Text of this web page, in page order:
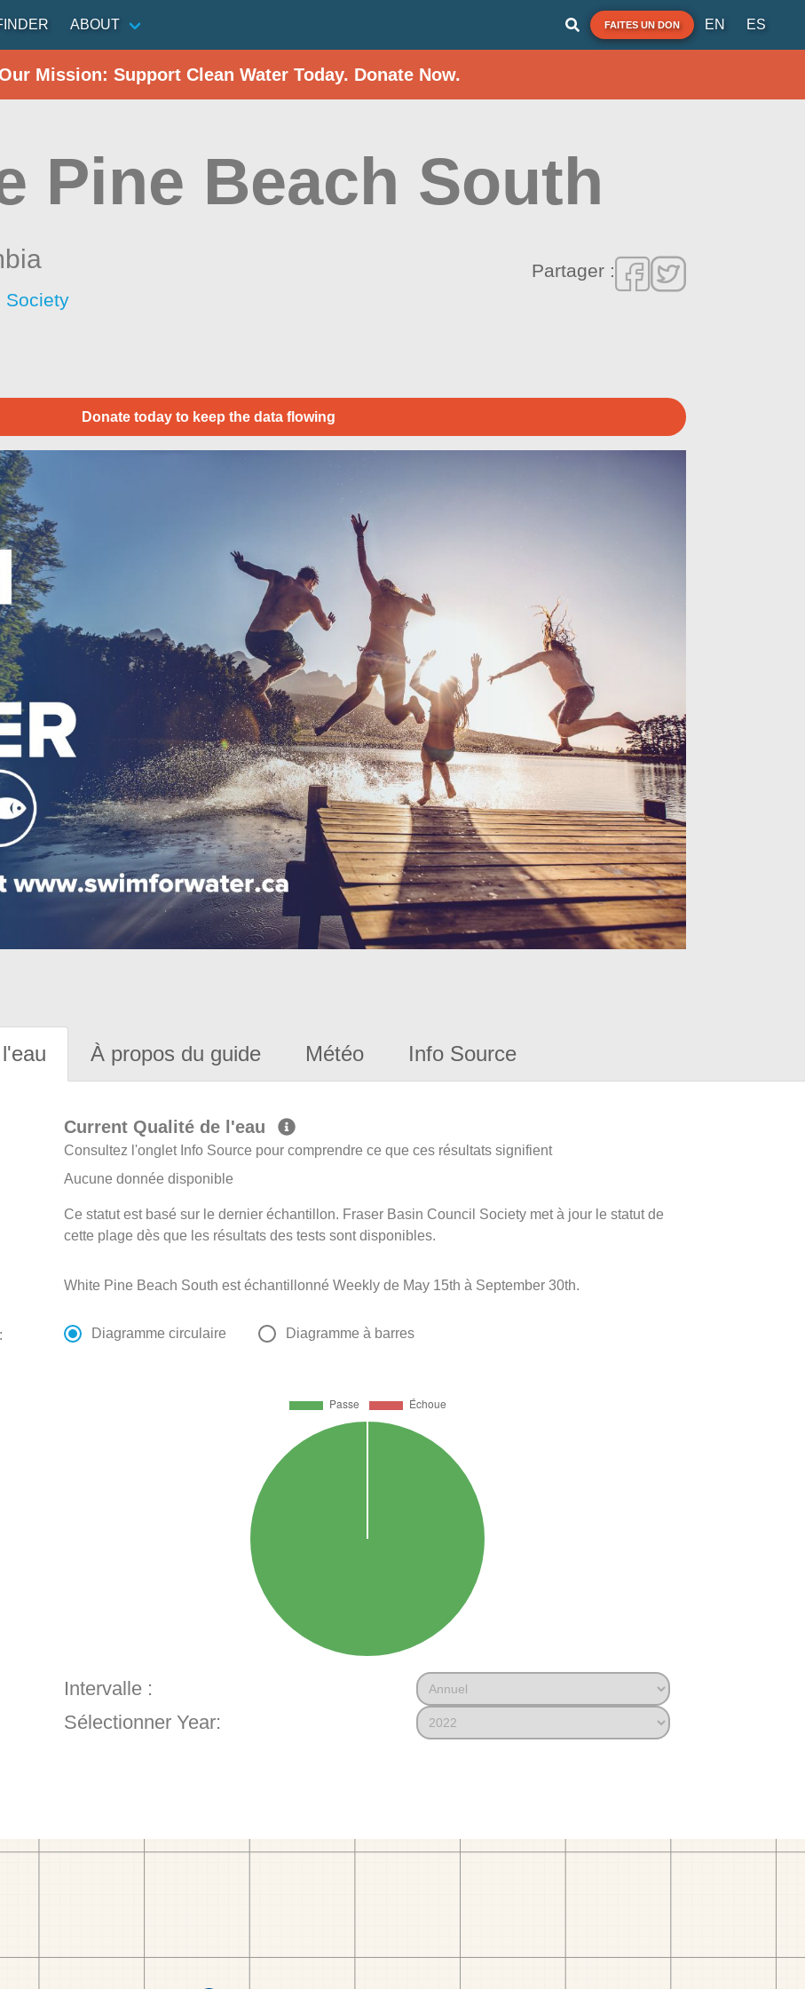
ABOUT FAITES UN DON EN ES
Mission: Support Clean Water Today. Donate Now.
Pine Beach South
Society
Partager :
Donate today to keep the data flowing
À propos du guide Météo Info Source
Current Qualité de l'eau
Consultez l'onglet Info Source pour comprendre ce que ces résultats signifient
Aucune donnée disponible
Ce statut est basé sur le dernier échantillon. Fraser Basin Council Society met à jour le statut de
cette plage dès que les résultats des tests sont disponibles.
White Pine Beach South est échantillonné Weekly de May 15th à September 30th.
Diagramme circulaire Diagramme à barres
Intervalle :
Sélectionner Year: